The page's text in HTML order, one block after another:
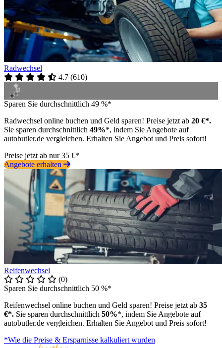
Radwechsel
4.7 (610)
Sparen Sie durchschnittlich 49 %*
Radwechsel online buchen und Geld sparen! Preise jetzt ab 20 €*.
Sie sparen durchschnittlich 49%*, indem Sie Angebote auf
autobutler.de vergleichen. Erhalten Sie Angebot und Preis sofort!
Preise jetzt ab nur 35 €*
Angebote erhalten
Reifenwechsel
(0)
Sparen Sie durchschnittlich 50 %*
Reifenwechsel online buchen und Geld sparen! Preise jetzt ab 35
€*. Sie sparen durchschnittlich 50%*, indem Sie Angebote auf
autobutler.de vergleichen. Erhalten Sie Angebot und Preis sofort!
*Wie die Preise & Ersparnisse kalkuliert wurden